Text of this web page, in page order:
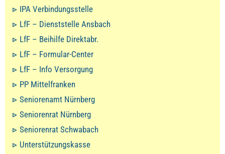
IPA Verbindungsstelle
LfF – Dienststelle Ansbach
LfF – Beihilfe Direktabr.
LfF – Formular-Center
LfF – Info Versorgung
PP Mittelfranken
Seniorenamt Nürnberg
Seniorenrat Nürnberg
Seniorenrat Schwabach
Unterstützungskasse